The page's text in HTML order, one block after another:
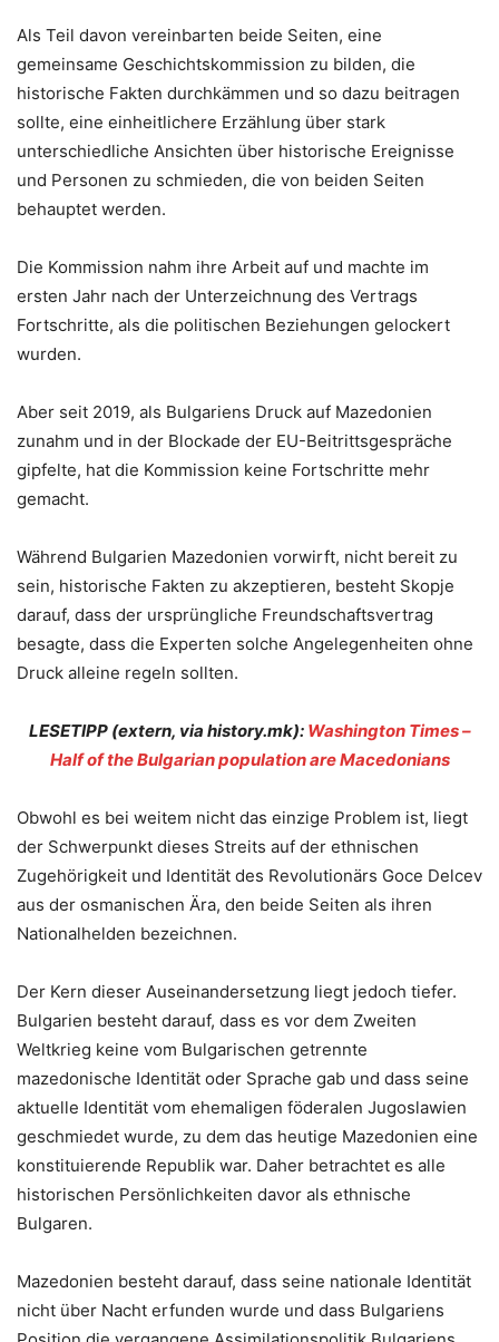
Als Teil davon vereinbarten beide Seiten, eine
gemeinsame Geschichtskommission zu bilden, die
historische Fakten durchkämmen und so dazu beitragen
sollte, eine einheitlichere Erzählung über stark
unterschiedliche Ansichten über historische Ereignisse
und Personen zu schmieden, die von beiden Seiten
behauptet werden.
Die Kommission nahm ihre Arbeit auf und machte im
ersten Jahr nach der Unterzeichnung des Vertrags
Fortschritte, als die politischen Beziehungen gelockert
wurden.
Aber seit 2019, als Bulgariens Druck auf Mazedonien
zunahm und in der Blockade der EU-Beitrittsgespräche
gipfelte, hat die Kommission keine Fortschritte mehr
gemacht.
Während Bulgarien Mazedonien vorwirft, nicht bereit zu
sein, historische Fakten zu akzeptieren, besteht Skopje
darauf, dass der ursprüngliche Freundschaftsvertrag
besagte, dass die Experten solche Angelegenheiten ohne
Druck alleine regeln sollten.
LESETIPP (extern, via history.mk): Washington Times –
Half of the Bulgarian population are Macedonians
Obwohl es bei weitem nicht das einzige Problem ist, liegt
der Schwerpunkt dieses Streits auf der ethnischen
Zugehörigkeit und Identität des Revolutionärs Goce Delcev
aus der osmanischen Ära, den beide Seiten als ihren
Nationalhelden bezeichnen.
Der Kern dieser Auseinandersetzung liegt jedoch tiefer.
Bulgarien besteht darauf, dass es vor dem Zweiten
Weltkrieg keine vom Bulgarischen getrennte
mazedonische Identität oder Sprache gab und dass seine
aktuelle Identität vom ehemaligen föderalen Jugoslawien
geschmiedet wurde, zu dem das heutige Mazedonien eine
konstituierende Republik war. Daher betrachtet es alle
historischen Persönlichkeiten davor als ethnische
Bulgaren.
Mazedonien besteht darauf, dass seine nationale Identität
nicht über Nacht erfunden wurde und dass Bulgariens